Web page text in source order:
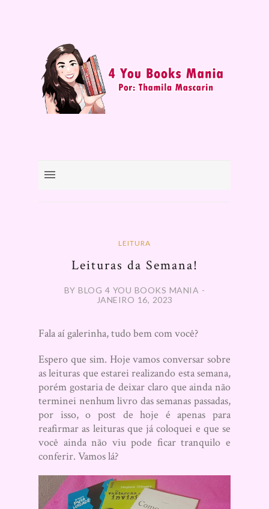
LEITURA
Leituras da Semana!
BY BLOG 4 YOU BOOKS MANIA -
JANEIRO 16, 2023
Fala aí galerinha, tudo bem com você?
Espero que sim. Hoje vamos conversar sobre
as leituras que estarei realizando esta semana,
porém gostaria de deixar claro que ainda não
terminei nenhum livro das semanas passadas,
por isso, o post de hoje é apenas para
reafirmar as leituras que já coloquei e que se
você ainda não viu pode ficar tranquilo e
conferir. Vamos lá?